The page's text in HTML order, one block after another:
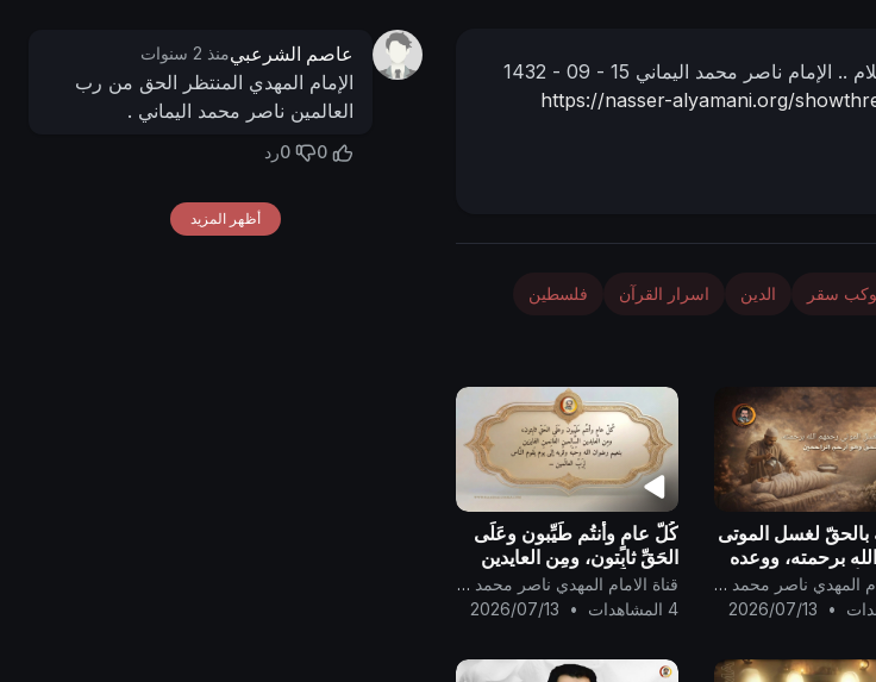
.. الإمام ناصر محمد اليماني
15 - 09 - 1432
https://nasser-alyamani.org/
سقر الدين اسرار القرآن فلسطين
بالحقّ لغسل الموتى
برحمته، ووعده
أرحم الراحمين .. قناة الامام المهدي ناصر محمد اليماني
•
2026/07/13
كُلّ عامٍ وأنتُم طَيِّبون وعَلَى
الحَقِّ ثابِتون، ومِن العايدين
السَّالِمين الغَانِمين الفايزين
بنعيم رضوان الله وحُبّه
قناة الامام المهدي ناصر محمد اليماني
4 المشاهدات
•
2026/07/13
عاصم الشرعبيمنذ 2 سنوات
الإمام المهدي المنتظر الحق من رب
العالمين ناصر محمد اليماني .
0
0رد
أظهر المزيد